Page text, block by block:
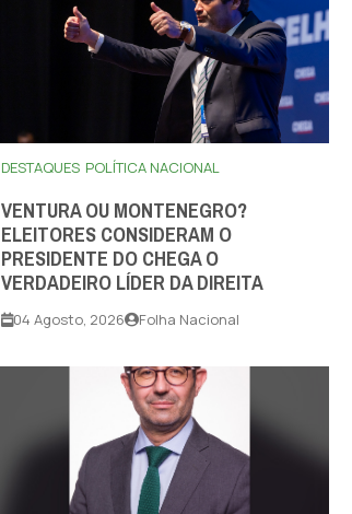
DESTAQUES POLÍTICA NACIONAL
VENTURA OU MONTENEGRO?
ELEITORES CONSIDERAM O
PRESIDENTE DO CHEGA O
VERDADEIRO LÍDER DA DIREITA
04 Agosto, 2026 Folha Nacional